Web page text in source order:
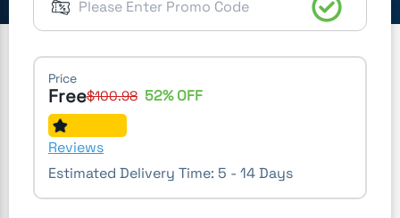
Price
Free$100.98 52% OFF
Reviews
Estimated Delivery Time: 5 - 14 Days